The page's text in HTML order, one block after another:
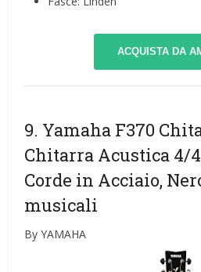
ACQUISTA DA
9. Yamaha F370
Chitarra Acustica 4/
Corde in Acciaio,
musicali
By YAMAHA